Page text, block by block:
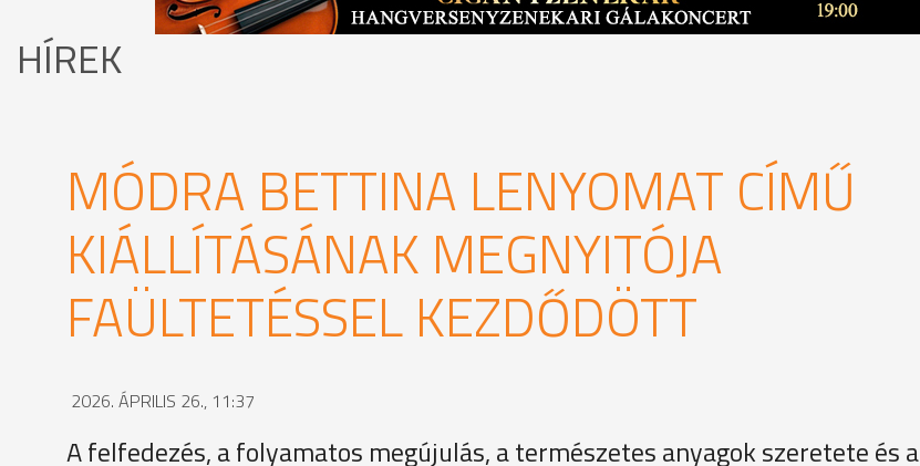
HÍREK
MÓDRA BETTINA LENYOMAT CÍMŰ
KIÁLLÍTÁSÁNAK MEGNYITÓJA
FAÜLTETÉSSEL KEZDŐDÖTT
2026. ÁPRILIS 26., 11:37
A felfedezés, a folyamatos megújulás, a természetes anyagok szeretete és a